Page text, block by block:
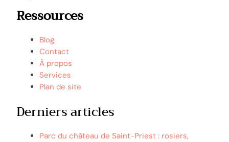
Ressources
Blog
Contact
À propos
Services
Plan de site
Derniers articles
Parc du château de Saint-Priest : rosiers,